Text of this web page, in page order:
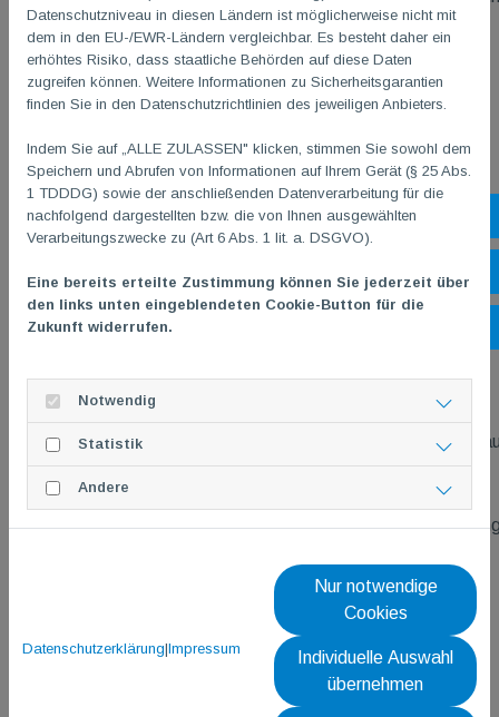
individuellen Onlinesport
Einfache Erweiterung unseres Sportangebots in Richtung
Fitness & Gesundheit
Ort- und zeitunabhängige Sportangebote (24/7) für jedes
Bei Hallensperrungen oder Übungsleiterausfall jederzeit
Ersatz.
Für alle unsere Mitglieder.
Geringe Kosten pro Mitglied und Monat – mehr nicht!
SPORTVEREINonline kostet 5,00 EUR pro Monat/pro
TG MGoMitglied. Weitere Entgelte werden NICHT fällig.
Einfache Anmeldung und kurze, monatliche Kündbarkeit.
geschaeftsstelle@tgm-gonsenheim.de
Darüber hinaus stehen unsere zahlreichen TG
Go Videos
unserer Online-Reihe
“Mach mit! - Die TGM hält dich zu Hause fit”
natürlich
weiterhin über unserenTGMGo youtube-Kanalzur
Datenschutzniveau in diesen Ländern ist möglicherweise nicht mit
dem in den EU-/EWR-Ländern vergleichbar. Es besteht daher ein
erhöhtes Risiko, dass staatliche Behörden auf diese Daten
zugreifen können. Weitere Informationen zu Sicherheitsgarantien
finden Sie in den Datenschutzrichtlinien des jeweiligen Anbieters.
Indem Sie auf „ALLE ZULASSEN" klicken, stimmen Sie sowohl dem
Speichern und Abrufen von Informationen auf Ihrem Gerät (§ 25 Abs.
1 TDDDG) sowie der anschließenden Datenverarbeitung für die
nachfolgend dargestellten bzw. die von Ihnen ausgewählten
Verarbeitungszwecke zu (Art 6 Abs. 1 lit. a. DSGVO).
Eine bereits erteilte Zustimmung können Sie jederzeit über
den links unten eingeblendeten Cookie-Button für die
Zukunft widerrufen.
Notwendig
Statistik
Andere
Datenschutzerklärung|Impressum
Nur notwendige
Cookies
Individuelle Auswahl
übernehmen